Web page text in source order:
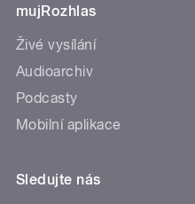
mujRozhlas
Živé vysílání
Audioarchiv
Podcasty
Mobilní aplikace
Sledujte nás